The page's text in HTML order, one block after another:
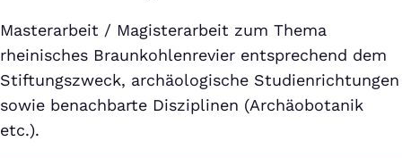
Masterarbeit / Magisterarbeit zum Thema
rheinisches Braunkohlenrevier entsprechend dem
Stiftungszweck, archäologische Studienrichtungen
sowie benachbarte Disziplinen (Archäobotanik
etc.).